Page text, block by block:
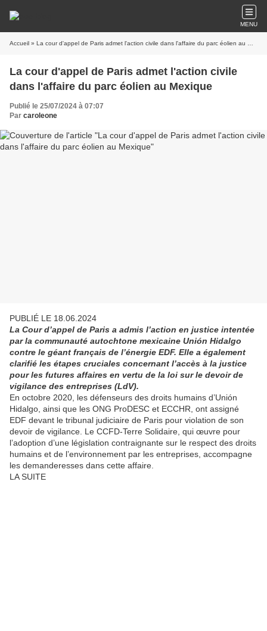
MENU
Accueil » La cour d'appel de Paris admet l'action civile dans l'affaire du parc éolien au Mexique
La cour d'appel de Paris admet l'action civile
dans l'affaire du parc éolien au Mexique
Publié le 25/07/2024 à 07:07
Par caroleone
PUBLIÉ LE 18.06.2024
La Cour d’appel de Paris a admis l’action en justice intentée
par la communauté autochtone mexicaine Unión Hidalgo
contre le géant français de l’énergie EDF. Elle a également
clarifié les étapes cruciales concernant l’accès à la justice
pour les futures affaires en vertu de la loi sur le devoir de
vigilance des entreprises (LdV).
En octobre 2020, les défenseurs des droits humains d’Unión
Hidalgo, ainsi que les ONG ProDESC et ECCHR, ont assigné
EDF devant le tribunal judiciaire de Paris pour violation de son
devoir de vigilance. Le CCFD-Terre Solidaire, qui œuvre pour
l’adoption d’une législation contraignante sur le respect des droits
humains et de l’environnement par les entreprises, accompagne
les demanderesses dans cette affaire.
LA SUITE